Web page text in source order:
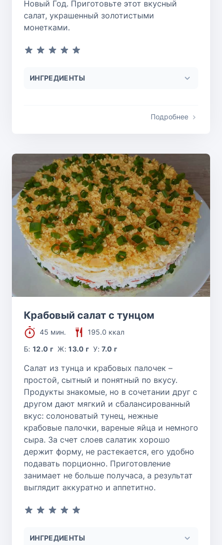
Новый Год. Приготовьте этот вкусный
салат, украшенный золотистыми
монетками.
ИНГРЕДИЕНТЫ
Подробнее
Крабовый салат с тунцом
45 мин.
195.0 ккал
Б:12.0 г Ж:13.0 г У:7.0 г
Салат из тунца и крабовых палочек –
простой, сытный и понятный по вкусу.
Продукты знакомые, но в сочетании друг с
другом дают мягкий и сбалансированный
вкус: солоноватый тунец, нежные
крабовые палочки, вареные яйца и немного
сыра. За счет слоев салатик хорошо
держит форму, не растекается, его удобно
подавать порционно. Приготовление
занимает не больше получаса, а результат
выглядит аккуратно и аппетитно.
ИНГРЕДИЕНТЫ